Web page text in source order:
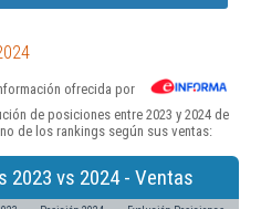
ofrecida por
de posiciones entre 2023 y 2024 de
de los rankings según sus ventas:
2023 vs 2024 - Ventas